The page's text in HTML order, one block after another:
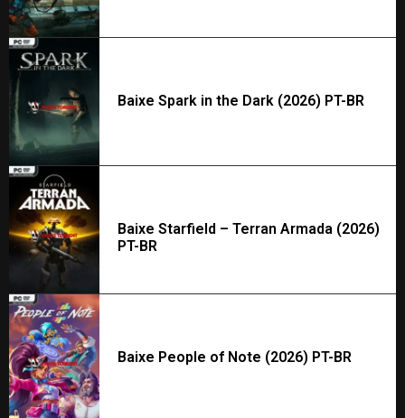
Baixe Spark in the Dark (2026) PT-BR
Baixe Starfield – Terran Armada (2026)
PT-BR
Baixe People of Note (2026) PT-BR